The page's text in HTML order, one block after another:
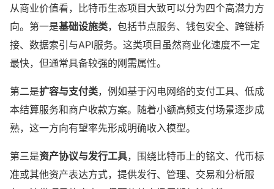
从商业价值看，比特币生态项目大致可以分为四个高潜力方
向。第一是基础设施类，包括节点服务、钱包安全、跨链桥
接、数据索引与API服务。这类项目虽然商业化速度不一定
最快，但通常具备较强的刚需属性。
第二是扩容与支付类，例如基于闪电网络的支付工具、低成
本结算服务和商户收款方案。随着小额高频支付场景逐步成
熟，这一方向有望率先形成明确收入模型。
第三是资产协议与发行工具，围绕比特币上的铭文、代币标
准或其他资产表达方式，提供发行、管理、交易和分析服